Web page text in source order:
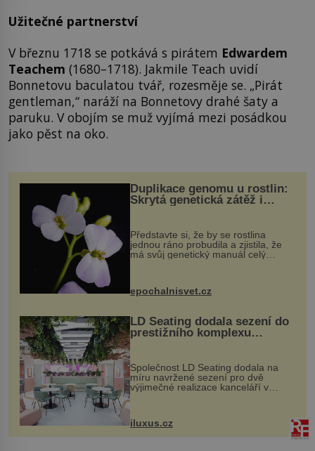
Užitečné partnerství
V březnu 1718 se potkává s pirátem Edwardem
Teachem (1680–1718). Jakmile Teach uvidí
Bonnetovu baculatou tvář, rozesměje se. „Pirát
gentleman,“ naráží na Bonnetovy drahé šaty a
paruku. V obojím se muž vyjímá mezi posádkou
jako pěst na oko.
Duplikace genomu u rostlin:
Skrytá genetická zátěž i
Představte si, že by se rostlina
jednou ráno probudila a zjistila, že
má svůj genetický manuál celý
vstupenka...
epochalnisvet.cz
LD Seating dodala sezení do
prestižního komplexu
MediaCityUK v Salfordu
Společnost LD Seating dodala na
míru navržené sezení pro dvě
výjimečné realizace kanceláří v
areálu MediaCityUK v anglickém
budov Media...
iluxus.cz